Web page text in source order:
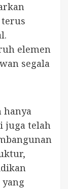
elemen
segala
hanya
juga telah